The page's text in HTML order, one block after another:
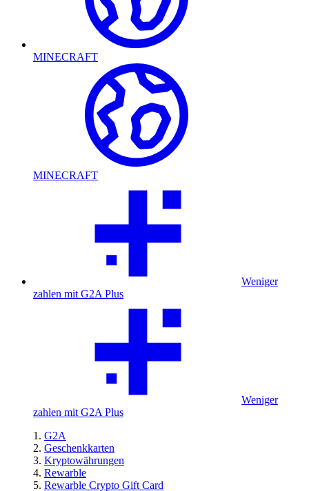
MINECRAFT
MINECRAFT
Weniger
zahlen mit G2A Plus
Weniger
zahlen mit G2A Plus
G2A
Geschenkkarten
Kryptowährungen
Rewarble
Rewarble Crypto Gift Card